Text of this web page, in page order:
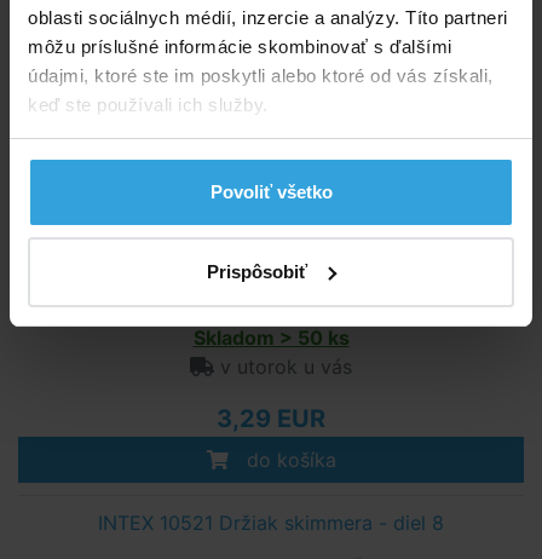
oblasti sociálnych médií, inzercie a analýzy. Títo partneri
môžu príslušné informácie skombinovať s ďalšími
údajmi, ktoré ste im poskytli alebo ktoré od vás získali,
keď ste používali ich služby.
Povoliť všetko
Prispôsobiť
INTEX 10522 Držiak skimmera - diel 7
Skladom > 50 ks
v utorok u vás
3,29 EUR
do košíka
INTEX 10521 Držiak skimmera - diel 8